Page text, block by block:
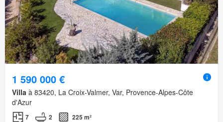
1 590 000 €
Villa à 83420, La Croix-Valmer, Var, Provence-Alpes-Côte
d'Azur
7 2 225 m²